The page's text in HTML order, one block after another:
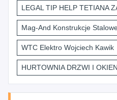
LEGAL TIP HELP TETIANA
Mag-And Konstrukcje
WTC Elektro Wojciech Kawik
HURTOWNIA DRZWI I